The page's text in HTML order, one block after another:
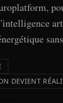
DEVIENT